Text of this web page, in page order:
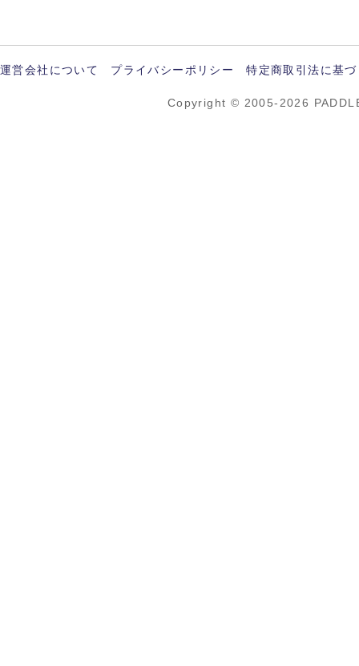
運営会社について プライバシーポリシー 特定商取引法に基
Copyright © 2005-2026